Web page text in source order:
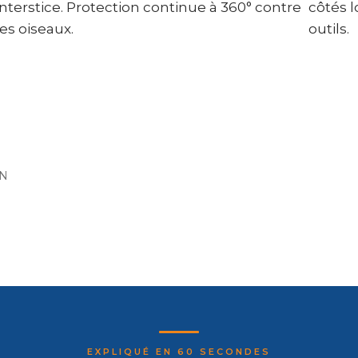
des
Protection continue à 360° contre
oiseaux.
côtés
outils.
EXPLIQUÉ EN 60 SECONDES